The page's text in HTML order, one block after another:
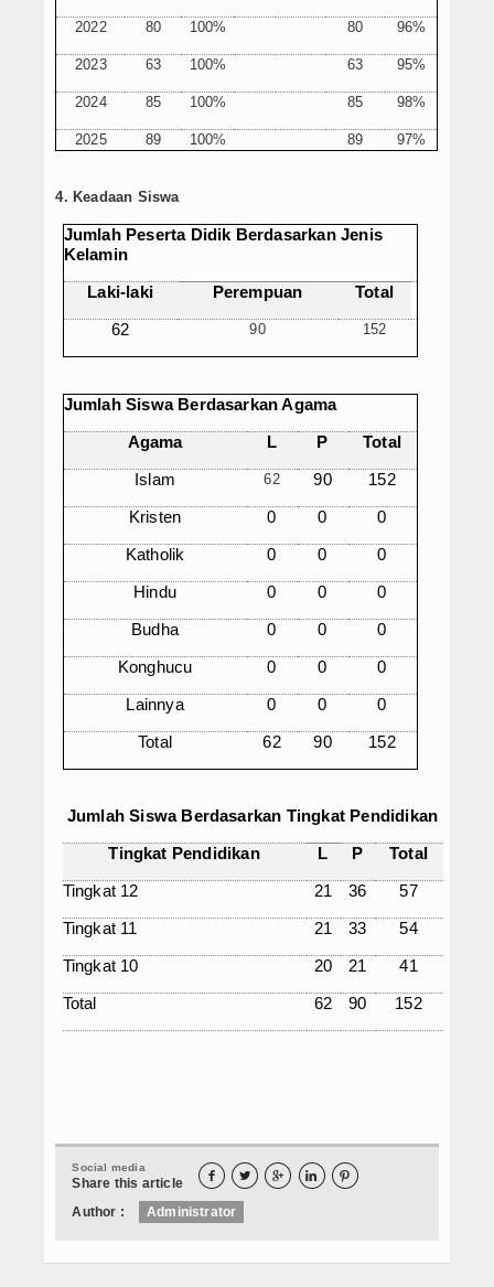
2022 80 100% 80 96%
2023 63 100% 63 95%
2024 85 100% 85 98%
2025 89 100% 89 97%
4. Keadaan Siswa
Jumlah Peserta Didik Berdasarkan Jenis
Kelamin
Laki-laki Perempuan Total
62 90 152
Jumlah Siswa Berdasarkan Agama
Agama L P Total
Islam 62 90 152
Kristen 0 0 0
Katholik 0 0 0
Hindu 0 0 0
Budha 0 0 0
Konghucu 0 0 0
Lainnya 0 0 0
Total 62 90 152
Jumlah Siswa Berdasarkan Tingkat Pendidikan
Tingkat Pendidikan L P Total
Tingkat 12 21 36 57
Tingkat 11 21 33 54
Tingkat 10 20 21 41
Total 62 90 152
Social media
Share this article     
Author : Administrator